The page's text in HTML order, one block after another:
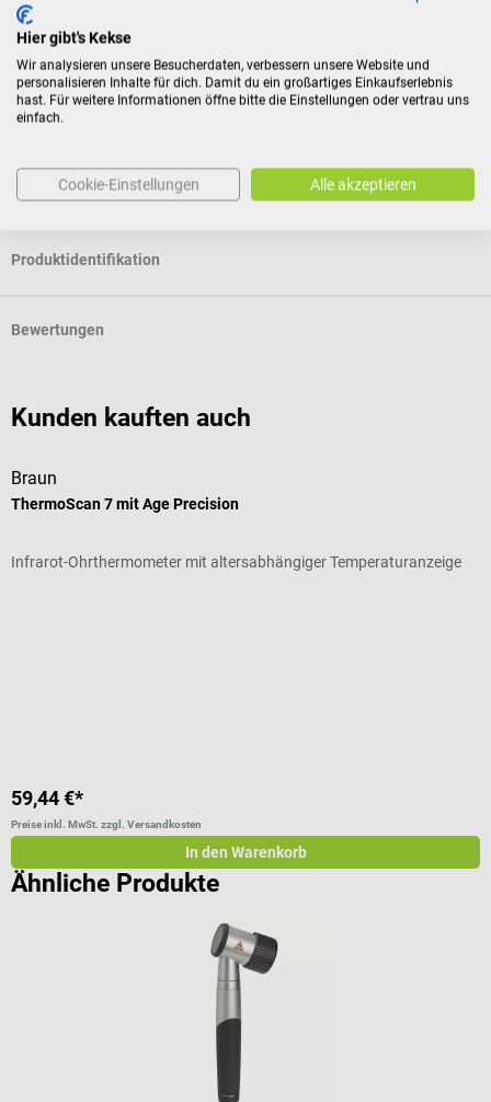
Lieferumfang
1 LuxaScope Dermatoskop LED 2.5 V
2 Batterien
Eigenschaften
Produktidentifikation
Bewertungen
Kunden kauften auch
Braun
ThermoScan 7 mit Age Precision
Infrarot-Ohrthermometer mit altersabhängiger Temperaturanzeige
59,44 €*
Preise inkl. MwSt. zzgl. Versandkosten
In den Warenkorb
Ähnliche Produkte
Hier gibt's Kekse
Wir analysieren unsere Besucherdaten, verbessern unsere Website und
personalisieren Inhalte für dich. Damit du ein großartiges Einkaufserlebnis
hast. Für weitere Informationen öffne bitte die Einstellungen oder vertrau uns
einfach.
Cookie-Einstellungen Alle akzeptieren